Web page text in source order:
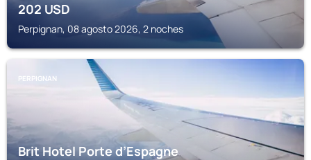
202USD
Perpignan, 08 agosto 2026, 2 noches
PERPIGNAN
Brit Hotel Porte d’Espagne